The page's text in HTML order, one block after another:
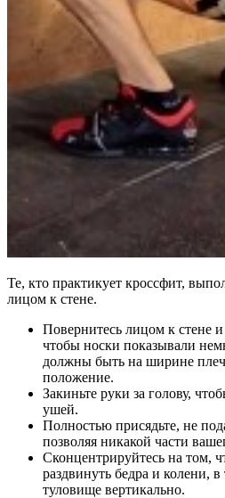
Те, кто практикует кроссфит,
лицом к стене.
Повернитесь лицом к стене и
чтобы носки показывали
должны быть на ширине
положение.
Закиньте руки за голову,
ушей.
Полностью присядьте, не
позволяя никакой части
Сконцентрируйтесь на том,
раздвинуть бедра и колени,
туловище вертикально.